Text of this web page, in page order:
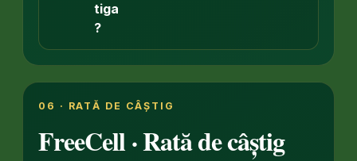
tiga
?
06 · RATĂ DE CÂȘTIG
FreeCell · Rată de câștig